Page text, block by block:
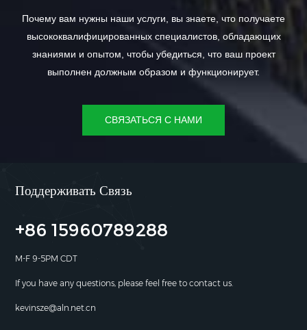
Почему вам нужны наши услуги, вы знаете, что получаете
высококвалифицированных специалистов, обладающих
знаниями и опытом, чтобы убедиться, что ваш проект
выполнен должным образом и функционирует.
СВЯЗАТЬСЯ С НАМИ
Поддерживать Связь
+86 15960789288
M-F 9-5PM CDT
If you have any questions, please feel free to contact us.
kevinsze@aln.net.cn